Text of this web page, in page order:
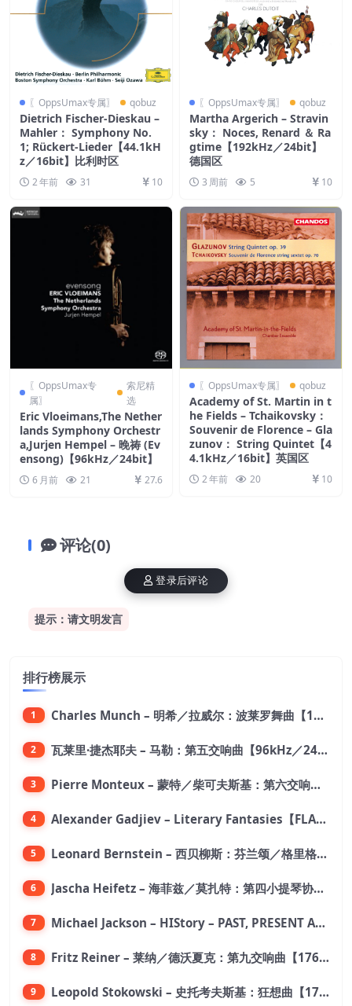
〖OppsUmax专属〗 qobuz
Dietrich Fischer-Dieskau –
Mahler： Symphony No.
1; Rückert-Lieder【44.1kH
z／16bit】比利时区
2 年前 31 10
〖OppsUmax专属〗 qobuz
Martha Argerich – Stravin
sky： Noces, Renard ＆ Ra
gtime【192kHz／24bit】
德国区
3 周前 5 10
〖OppsUmax专
属〗
索尼精
选
Eric Vloeimans,The Nether
lands Symphony Orchestr
a,Jurjen Hempel – 晚祷 (Ev
ensong)【96kHz／24bit】
6 月前 21 27.6
〖OppsUmax专属〗 qobuz
Academy of St. Martin in t
he Fields – Tchaikovsky：
Souvenir de Florence – Gla
zunov： String Quintet【4
4.1kHz／16bit】英国区
2 年前 20 10
评论(0)
提示：请文明发言
登录后评论
排行榜展示
1 Charles Munch – 明希／拉威尔：波莱罗舞曲【176.4kHz／24bit】
2 瓦莱里·捷杰耶夫 – 马勒：第五交响曲【96kHz／24bit】
3 Pierre Monteux – 蒙特／柴可夫斯基：第六交响曲【176.4kHz／24bit】
4 Alexander Gadjiev – Literary Fantasies【FLAC 192】
5 Leonard Bernstein – 西贝柳斯：芬兰颂／格里格：培尔·金特组曲【44.1kHz／24bit】
6 Jascha Heifetz – 海菲兹／莫扎特：第四小提琴协奏曲，第五小提琴协奏曲《土耳其》／维瓦尔第：小提琴与大提琴协奏曲，RV 547【192kHz／24bit】
7 Michael Jackson – HIStory – PAST, PRESENT AND FUTURE – BOOK I【96kHz／24bit】
8 Fritz Reiner – 莱纳／德沃夏克：第九交响曲【176.4kHz／24bit】
9 Leopold Stokowski – 史托考夫斯基：狂想曲【176.4kHz／24bit】